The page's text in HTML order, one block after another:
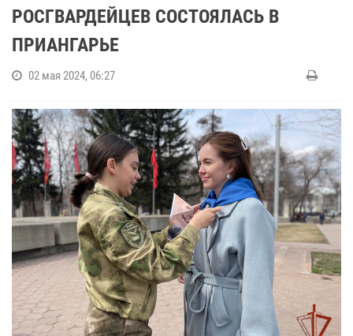
РОСГВАРДЕЙЦЕВ СОСТОЯЛАСЬ В
ПРИАНГАРЬЕ
02 мая 2024, 06:27